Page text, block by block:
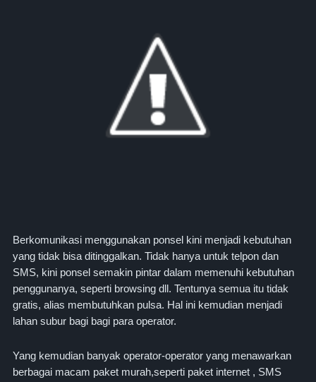
Berkomunikasi menggunakan ponsel kini menjadi kebutuhan
yang tidak bisa ditinggalkan. Tidak hanya untuk telpon dan
SMS, kini ponsel semakin pintar dalam memenuhi kebutuhan
penggunanya, seperti browsing dll. Tentunya semua itu tidak
gratis, alias membutuhkan pulsa. Hal ini kemudian menjadi
lahan subur bagi bagi para operator.
Yang kemudian banyak operator-operator yang menawarkan
berbagai macam paket murah,seperti paket internet , SMS